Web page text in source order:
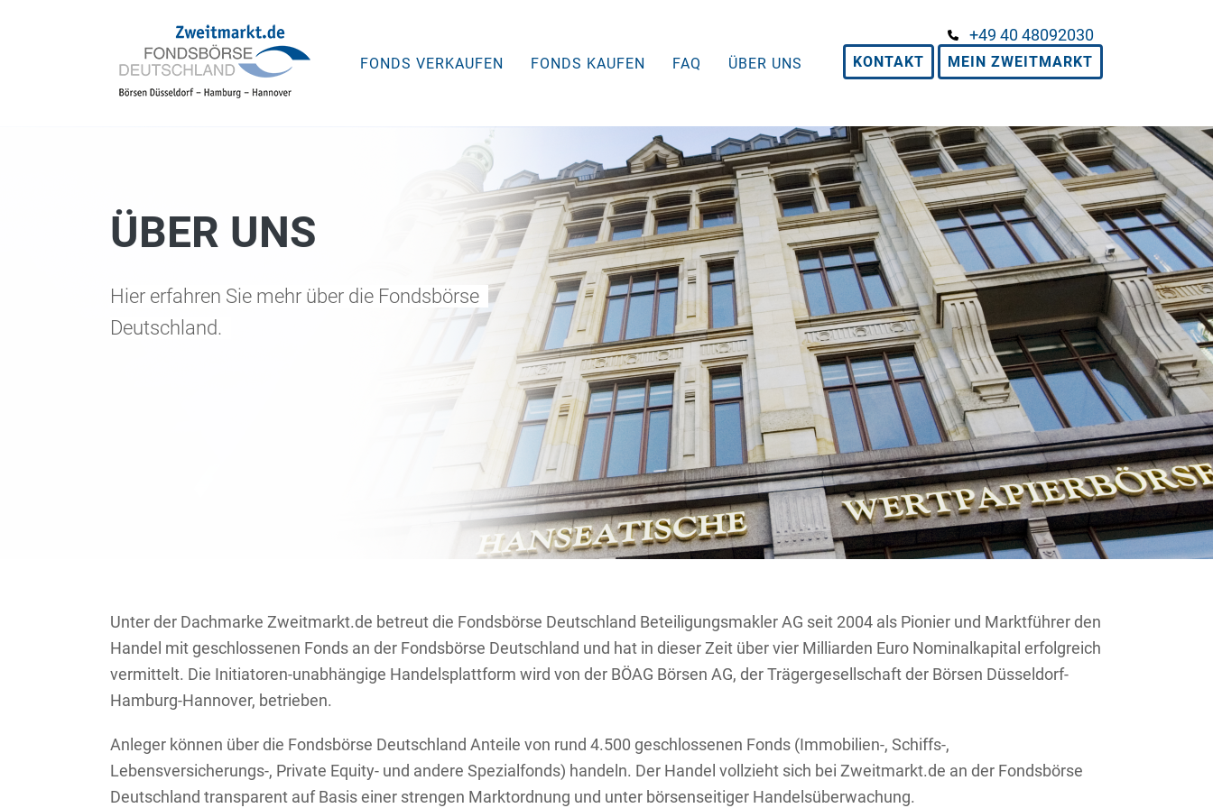
FONDS VERKAUFEN FONDS KAUFEN FAQ ÜBER UNS
+49 40 48092030
KONTAKT MEIN ZWEITMARKT
ÜBER UNS
Hier erfahren Sie mehr über die Fondsbörse
Deutschland.
Unter der Dachmarke Zweitmarkt.de betreut die Fondsbörse Deutschland Beteiligungsmakler AG seit 2004 als Pionier und Marktführer den
Handel mit geschlossenen Fonds an der Fondsbörse Deutschland und hat in dieser Zeit über vier Milliarden Euro Nominalkapital erfolgreich
vermittelt. Die Initiatoren-unabhängige Handelsplattform wird von der BÖAG Börsen AG, der Trägergesellschaft der Börsen Düsseldorf-
Hamburg-Hannover, betrieben.
Anleger können über die Fondsbörse Deutschland Anteile von rund 4.500 geschlossenen Fonds (Immobilien-, Schiffs-,
Lebensversicherungs-, Private Equity- und andere Spezialfonds) handeln. Der Handel vollzieht sich bei Zweitmarkt.de an der Fondsbörse
Deutschland transparent auf Basis einer strengen Marktordnung und unter börsenseitiger Handelsüberwachung.